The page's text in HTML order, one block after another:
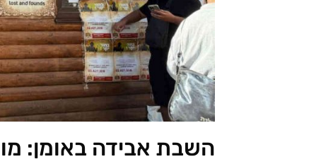
השבת אבידה באומן: